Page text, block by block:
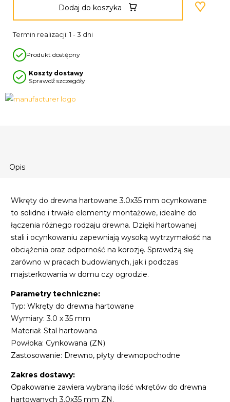
Opis
Wkręty do drewna hartowane 3.0x35 mm ocynkowane
to solidne i trwałe elementy montażowe, idealne do
łączenia różnego rodzaju drewna. Dzięki hartowanej
stali i ocynkowaniu zapewniają wysoką wytrzymałość na
obciążenia oraz odporność na korozję. Sprawdzą się
zarówno w pracach budowlanych, jak i podczas
majsterkowania w domu czy ogrodzie.
Parametry techniczne:
Typ: Wkręty do drewna hartowane
Wymiary: 3.0 x 35 mm
Materiał: Stal hartowana
Powłoka: Cynkowana (ZN)
Zastosowanie: Drewno, płyty drewnopochodne
Zakres dostawy:
Opakowanie zawiera wybraną ilość wkrętów do drewna
hartowanych 3.0x35 mm ZN.
Dodaj do koszyka
Termin realizacji: 1 - 3 dni
Produkt dostępny
Koszty dostawy
Sprawdź szczegóły